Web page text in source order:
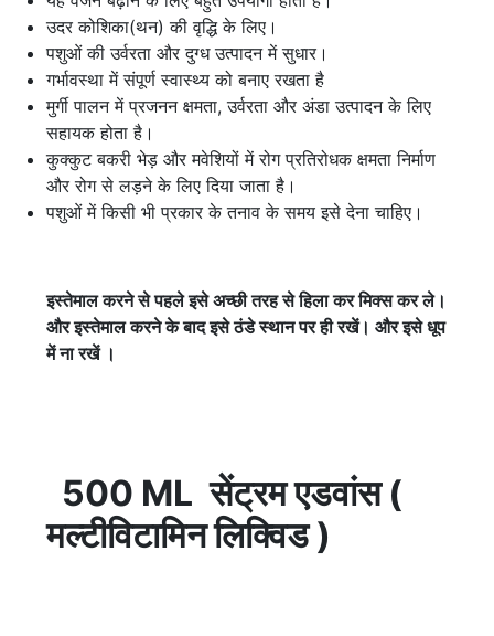
उदर कोशिका(थन) की वृद्धि के लिए।
पशुओं की उर्वरता और दुग्ध उत्पादन में सुधार।
गर्भावस्था में संपूर्ण स्वास्थ्य को बनाए रखता है
मुर्गी पालन में प्रजनन क्षमता, उर्वरता और अंडा उत्पादन के लिए
सहायक होता है।
कुक्कुट बकरी भेड़ और मवेशियों में रोग प्रतिरोधक क्षमता निर्माण
और रोग से लड़ने के लिए दिया जाता है।
पशुओं में किसी भी प्रकार के तनाव के समय इसे देना चाहिए।
इस्तेमाल करने से पहले इसे अच्छी तरह से हिला कर मिक्स कर ले।
और इस्तेमाल करने के बाद इसे ठंडे स्थान पर ही रखें। और इसे धूप
में ना रखें ।
500 ML सेंट्रम एडवांस (
मल्टीविटामिन लिक्विड )